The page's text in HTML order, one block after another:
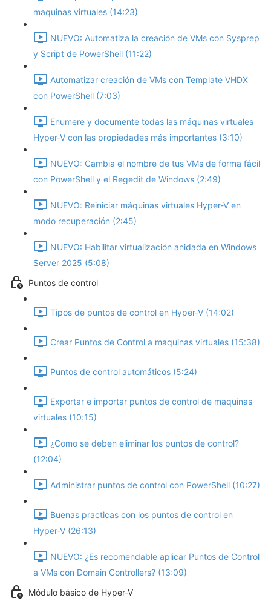
maquinas virtuales (14:23)
NUEVO: Automatiza la creación de VMs con Sysprep
y Script de PowerShell (11:22)
Automatizar creación de VMs con Template VHDX
con PowerShell (7:03)
Enumere y documente todas las máquinas virtuales
Hyper-V con las propiedades más importantes (3:10)
NUEVO: Cambia el nombre de tus VMs de forma fácil
con PowerShell y el Regedit de Windows (2:49)
NUEVO: Reiniciar máquinas virtuales Hyper-V en
modo recuperación (2:45)
NUEVO: Habilitar virtualización anidada en Windows
Server 2025 (5:08)
Puntos de control
Tipos de puntos de control en Hyper-V (14:02)
Crear Puntos de Control a maquinas virtuales (15:38)
Puntos de control automáticos (5:24)
Exportar e importar puntos de control de maquinas
virtuales (10:15)
¿Como se deben eliminar los puntos de control?
(12:04)
Administrar puntos de control con PowerShell (10:27)
Buenas practicas con los puntos de control en
Hyper-V (26:13)
NUEVO: ¿Es recomendable aplicar Puntos de Control
a VMs con Domain Controllers? (13:09)
Módulo básico de Hyper-V